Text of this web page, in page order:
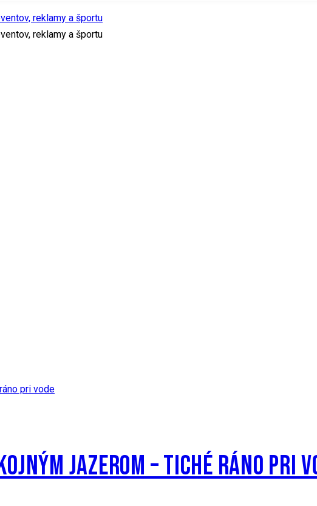
JAZEROM – TICHÉ RÁNO PRI